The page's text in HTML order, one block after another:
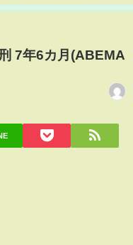
7年6カ月(ABEMA